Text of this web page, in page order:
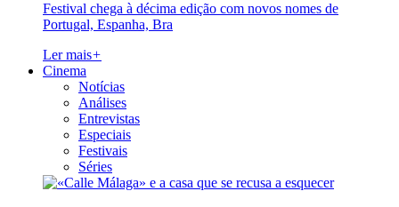
Festival chega à décima edição com novos nomes de
Portugal, Espanha, Bra
Ler mais+
Cinema
Notícias
Análises
Entrevistas
Especiais
Festivais
Séries